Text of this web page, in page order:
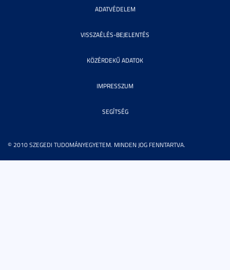
© 2010 SZEGEDI TUDOMÁNYEGYETEM. MINDEN JOG FENNTARTVA.
ADATVÉDELEM
VISSZAÉLÉS-BEJELENTÉS
KÖZÉRDEKŰ ADATOK
IMPRESSZUM
SEGÍTSÉG